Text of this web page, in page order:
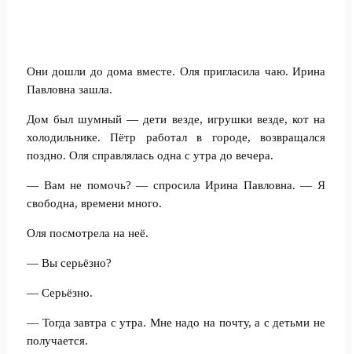
Они дошли до дома вместе. Оля пригласила чаю. Ирина
Павловна зашла.
Дом был шумный — дети везде, игрушки везде, кот на
холодильнике. Пётр работал в городе, возвращался
поздно. Оля справлялась одна с утра до вечера.
— Вам не помочь? — спросила Ирина Павловна. — Я
свободна, времени много.
Оля посмотрела на неё.
— Вы серьёзно?
— Серьёзно.
— Тогда завтра с утра. Мне надо на почту, а с детьми не
получается.